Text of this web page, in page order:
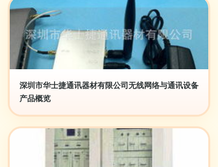
深圳市华士捷通讯器材有限公司无线网络与通讯设备
产品概览